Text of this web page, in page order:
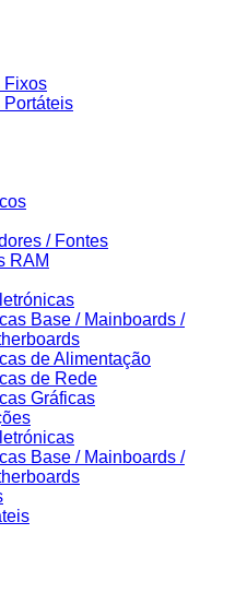
Fixos
Portáteis
/ Fontes
RAM
Base / Mainboards /
de Alimentação
de Rede
Gráficas
Base / Mainboards /